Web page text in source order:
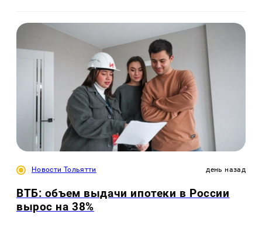
Новости Тольятти день назад
ВТБ: объем выдачи ипотеки в России
вырос на 38%